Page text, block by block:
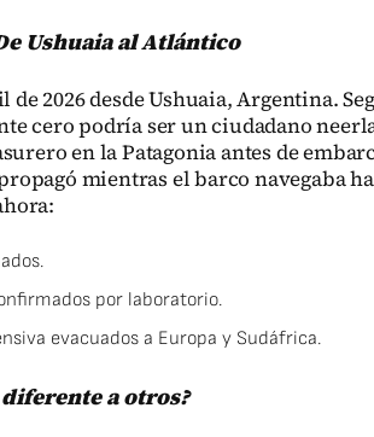
Ushuaia al Atlántico
2026 desde Ushuaia, Argentina.
cero podría ser un ciudadano
en la Patagonia antes de
mientras el barco navegaba
por laboratorio.
evacuados a Europa y Sudáfrica.
a otros?